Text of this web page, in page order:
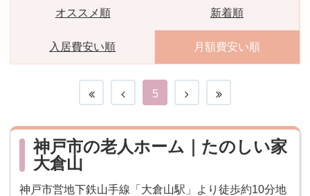
スタッフ紹介
おすすめ施設特集 施設関係者の方へ
オススメ順 新着順
入居費安い順 月額費安い順
5
神戸市の老人ホーム｜たのしい家
大倉山
神戸市営地下鉄山手線「大倉山駅」より徒歩約10分地